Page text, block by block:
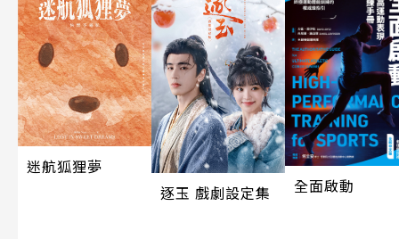
迷航狐狸夢
逐玉 戲劇設定集 全面啟動